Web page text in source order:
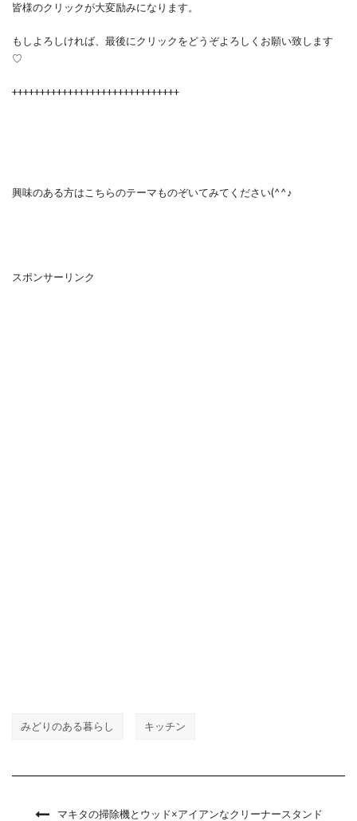
皆様のクリックが大変励みになります。
もしよろしければ、最後にクリックをどうぞよろしくお願い致します
♡
++++++++++++++++++++++++++++++
興味のある方はこちらのテーマものぞいてみてください(^^♪
スポンサーリンク
みどりのある暮らし キッチン
マキタの掃除機とウッド×アイアンなクリーナースタンド